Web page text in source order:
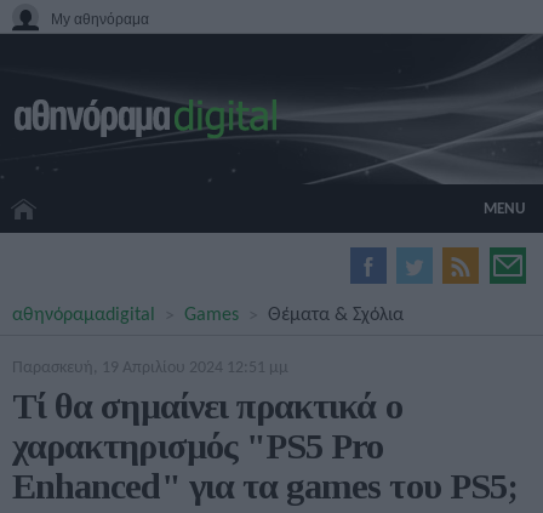
My αθηνόραμα
MENU
HOME CINEMA
GADGETS
MOVIES
TV
GAMES
GUIDES
SPECIALS
αθηνόραμαdigital Games Θέματα & Σχόλια
Παρασκευή, 19 Απριλίου 2024 12:51 μμ
Τί θα σημαίνει πρακτικά ο
χαρακτηρισμός "PS5 Pro
Enhanced" για τα games του PS5;